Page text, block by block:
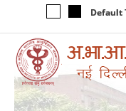
Default